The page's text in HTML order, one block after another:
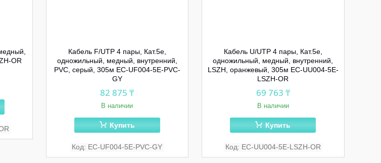
OR
Кабель F/UTP 4 пары, Кат.5e,
одножильный, медный, внутренний,
PVC, серый, 305м EC-UF004-5E-PVC-
GY
82 875 ₸
В наличии
Купить
EC-UF004-5E-PVC-GY
Кабель U/UTP 4 пары, Кат.5e,
одножильный, медный, внутренний,
LSZH, оранжевый, 305м EC-UU004-5E-
LSZH-OR
69 763 ₸
В наличии
Купить
EC-UU004-5E-LSZH-OR